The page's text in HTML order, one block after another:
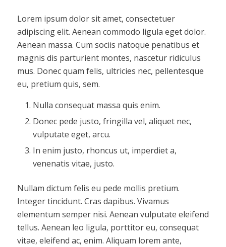
Lorem ipsum dolor sit amet, consectetuer
adipiscing elit. Aenean commodo ligula eget dolor.
Aenean massa. Cum sociis natoque penatibus et
magnis dis parturient montes, nascetur ridiculus
mus. Donec quam felis, ultricies nec, pellentesque
eu, pretium quis, sem.
Nulla consequat massa quis enim.
Donec pede justo, fringilla vel, aliquet nec,
vulputate eget, arcu.
In enim justo, rhoncus ut, imperdiet a,
venenatis vitae, justo.
Nullam dictum felis eu pede mollis pretium.
Integer tincidunt. Cras dapibus. Vivamus
elementum semper nisi. Aenean vulputate eleifend
tellus. Aenean leo ligula, porttitor eu, consequat
vitae, eleifend ac, enim. Aliquam lorem ante,